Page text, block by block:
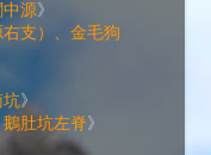
中源》
支）、金毛狗
坑》
肚坑左脊》